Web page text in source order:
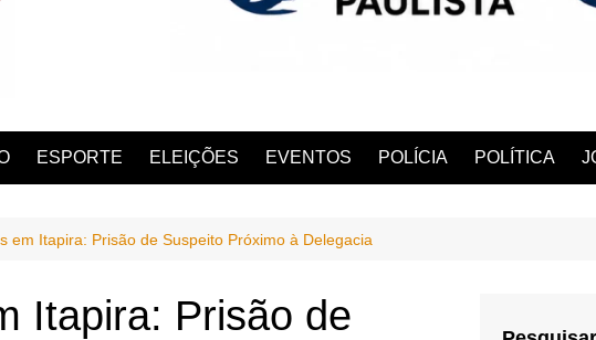
ESPORTE ELEIÇÕES EVENTOS POLÍCIA POLÍTICA
em Itapira: Prisão de Suspeito Próximo à Delegacia
Itapira: Prisão de